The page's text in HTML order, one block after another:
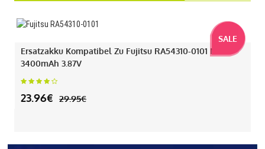
SALE
Ersatzakku Kompatibel Zu Fujitsu RA54310-0101 Mit
3400mAh 3.87V
23.96€ 29.95€